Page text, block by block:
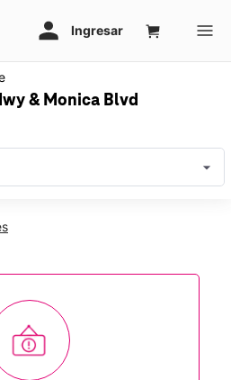
& Monica Blvd
arrow_drop_down
temporalmente por remodelación.
en otra tienda cercana.